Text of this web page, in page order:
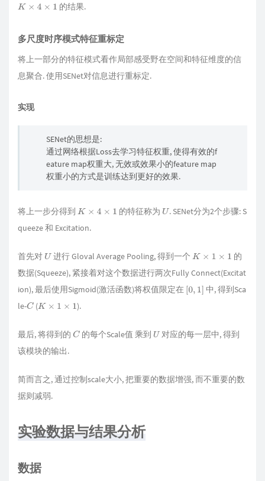
K× 4× 1 的结果.
多尺度时序模式特征重标定
将上一部分的特征模式看作局部感受野在空间和特征维度的信
息聚合. 使用SENet对信息进行重标定.
实现
SENet的思想是:
通过网络根据Loss去学习特征权重, 使得有效的f
eature map权重大, 无效或效果小的feature map
权重小的方式是训练达到更好的效果.
将上一步分得到 K× 4× 1 的特征称为 U. SENet分为2个步骤: S
queeze 和 Excitation.
首先对 U进行 Gloval Average Pooling, 得到一个 K× 1× 1
的
数据(Squeeze), 紧接着对这个数据进行两次Fully Connect(Excitat
ion), 最后使用Sigmoid(激活函数)将权值限定在 [0,1] 中, 得到Sca
le-C (K× 1× 1 ).
最后, 将得到的 C 的每个Scale值 乘到 U 对应的每一层中, 得到
该模块的输出.
简而言之, 通过控制scale大小, 把重要的数据增强, 而不重要的数
据则减弱.
实验数据与结果分析
数据